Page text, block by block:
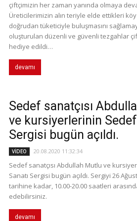
çiftçimizin her zaman yanında olmaya
Üreticilerimizin alın teriyle elde ettikleri
doğrudan tüketiciyle buluşmasını
oluşturulan düzenli ve güvenli tezgahlar
hediye edildi…
devamı
Sedef sanatçısı
ve kursiyerlerinin Sedef
Sergisi bugün açıldı.
VİDEO 20.08.2020 11:32:34
Sedef sanatçısı Abdullah Mutlu ve
Sanatı Sergisi bugün açıldı. Sergiyi 26
tarihine kadar, 10.00-20.00 saatleri
edebilirsiniz.
devamı